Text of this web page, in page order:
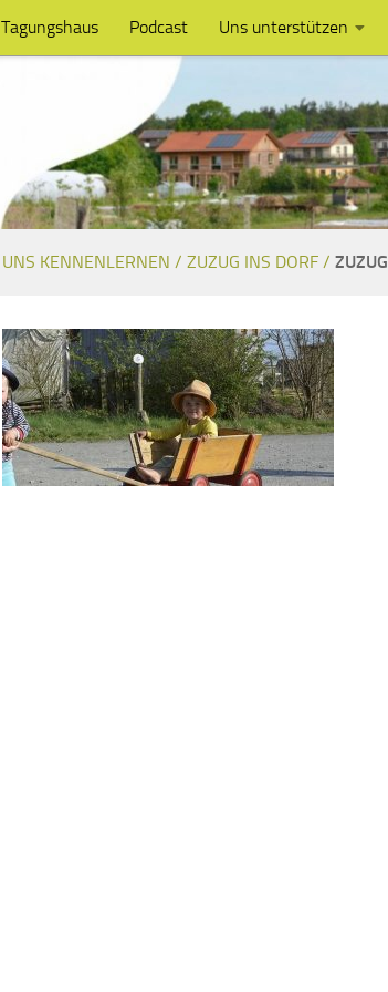
Tagungshaus Podcast Uns unterstützen
UNS KENNENLERNEN / ZUZUG INS DORF / ZUZUG